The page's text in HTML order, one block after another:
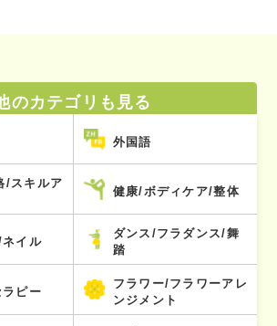
のカテゴリも見る
外国語
/スキルア
健康/ボディケア/整体
イル
ダンス/フラダンス/舞
踏
ピー
フラワー/フラワーアレ
ンジメント